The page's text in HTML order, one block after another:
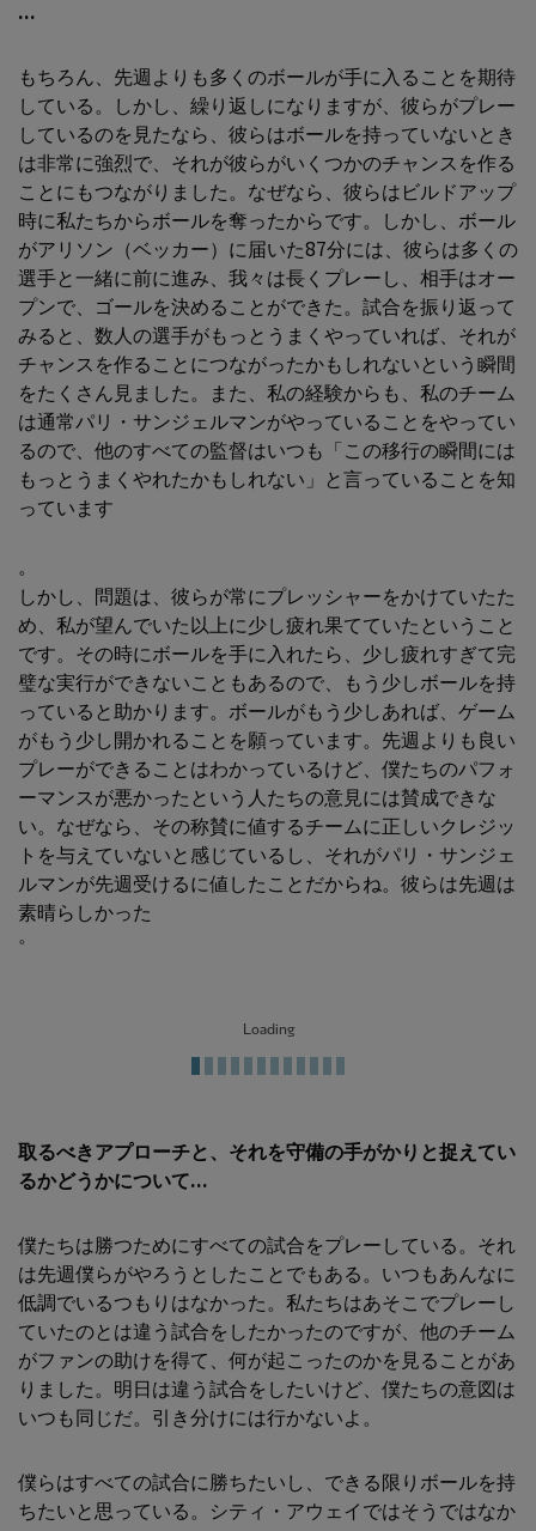
...
もちろん、先週よりも多くのボールが手に入ることを期待
している。しかし、繰り返しになりますが、彼らがプレー
しているのを見たなら、彼らはボールを持っていないとき
は非常に強烈で、それが彼らがいくつかのチャンスを作る
ことにもつながりました。なぜなら、彼らはビルドアップ
時に私たちからボールを奪ったからです。しかし、ボール
がアリソン（ベッカー）に届いた87分には、彼らは多くの
選手と一緒に前に進み、我々は長くプレーし、相手はオー
プンで、ゴールを決めることができた。試合を振り返って
みると、数人の選手がもっとうまくやっていれば、それが
チャンスを作ることにつながったかもしれないという瞬間
をたくさん見ました。また、私の経験からも、私のチーム
は通常パリ・サンジェルマンがやっていることをやってい
るので、他のすべての監督はいつも「この移行の瞬間には
もっとうまくやれたかもしれない」と言っていることを知
っています
。
しかし、問題は、彼らが常にプレッシャーをかけていたた
め、私が望んでいた以上に少し疲れ果てていたということ
です。その時にボールを手に入れたら、少し疲れすぎて完
璧な実行ができないこともあるので、もう少しボールを持
っていると助かります。ボールがもう少しあれば、ゲーム
がもう少し開かれることを願っています。先週よりも良い
プレーができることはわかっているけど、僕たちのパフォ
ーマンスが悪かったという人たちの意見には賛成できな
い。なぜなら、その称賛に値するチームに正しいクレジッ
トを与えていないと感じているし、それがパリ・サンジェ
ルマンが先週受けるに値したことだからね。彼らは先週は
素晴らしかった
。
Loading
取るべきアプローチと、それを守備の手がかりと捉えてい
るかどうかについて...
僕たちは勝つためにすべての試合をプレーしている。それ
は先週僕らがやろうとしたことでもある。いつもあんなに
低調でいるつもりはなかった。私たちはあそこでプレーし
ていたのとは違う試合をしたかったのですが、他のチーム
がファンの助けを得て、何が起こったのかを見ることがあ
りました。明日は違う試合をしたいけど、僕たちの意図は
いつも同じだ。引き分けには行かないよ。
僕らはすべての試合に勝ちたいし、できる限りボールを持
ちたいと思っている。シティ・アウェイではそうではなか